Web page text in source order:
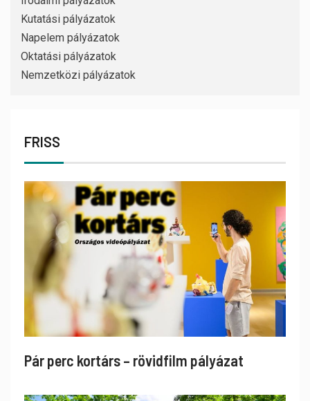
Kutatási pályázatok
Napelem pályázatok
Oktatási pályázatok
Nemzetközi pályázatok
FRISS
Pár perc kortárs – rövidfilm pályázat